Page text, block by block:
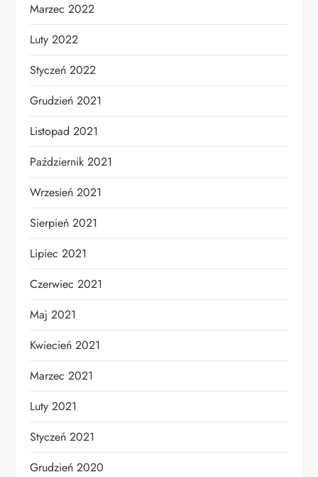
Marzec 2022
Luty 2022
Styczeń 2022
Grudzień 2021
Listopad 2021
Październik 2021
Wrzesień 2021
Sierpień 2021
Lipiec 2021
Czerwiec 2021
Maj 2021
Kwiecień 2021
Marzec 2021
Luty 2021
Styczeń 2021
Grudzień 2020